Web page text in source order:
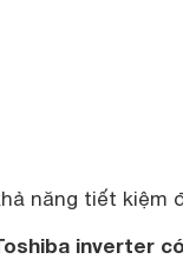
năng tiết kiệm
inverter